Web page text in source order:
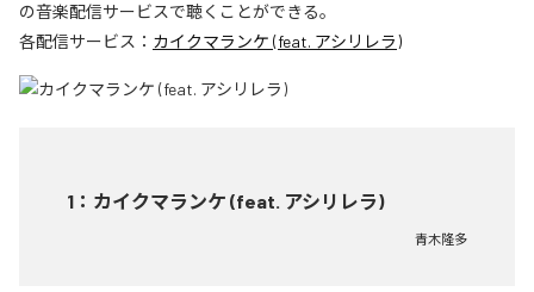
の音楽配信サービスで聴くことができる。
各配信サービス： カイクマランケ (feat. アシリレラ)
1 ： カイクマランケ (feat. アシリレラ)
青木隆多